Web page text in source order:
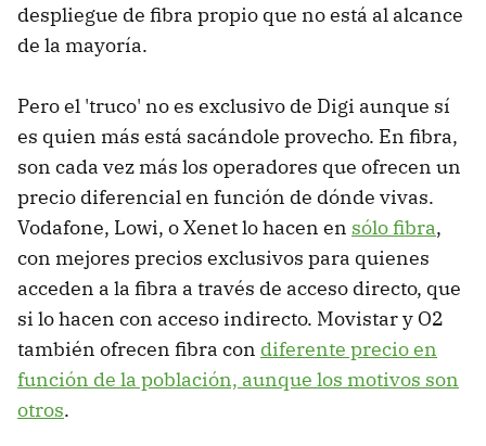
despliegue de fibra propio que no está al alcance
de la mayoría.
Pero el 'truco' no es exclusivo de Digi aunque sí
es quien más está sacándole provecho. En fibra,
son cada vez más los operadores que ofrecen un
precio diferencial en función de dónde vivas.
Vodafone, Lowi, o Xenet lo hacen en sólo fibra,
con mejores precios exclusivos para quienes
acceden a la fibra a través de acceso directo, que
si lo hacen con acceso indirecto. Movistar y O2
también ofrecen fibra con diferente precio en
función de la población, aunque los motivos son
otros.